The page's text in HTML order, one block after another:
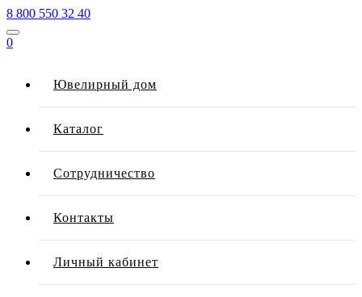
8 800 550 32 40
0
Ювелирный дом
Каталог
Сотрудничество
Контакты
Личный кабинет